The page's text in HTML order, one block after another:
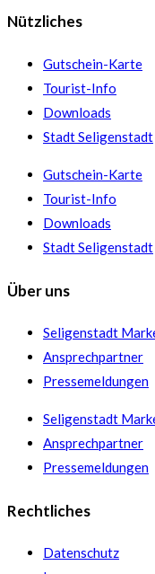
Nützliches
Gutschein-Karte
Tourist-Info
Downloads
Stadt Seligenstadt
Gutschein-Karte
Tourist-Info
Downloads
Stadt Seligenstadt
Über uns
Seligenstadt
Ansprechpartner
Pressemeldungen
Seligenstadt
Ansprechpartner
Pressemeldungen
Rechtliches
Datenschutz